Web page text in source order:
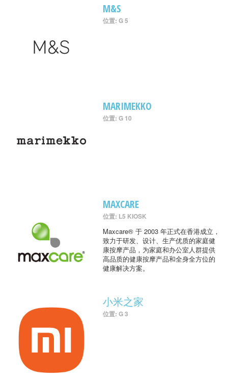
M&S
位置: G 5
MARIMEKKO
位置: G 10
MAXCARE
位置: L5 KIOSK
Maxcare® 于 2003 年正式在香港成立，
致力于研发、设计、生产优质的家庭健
康按摩产品，为家庭和办公室人群提供
高品质的健康按摩产品和全身全方位的
健康解决方案。
小米之家
位置: G 3